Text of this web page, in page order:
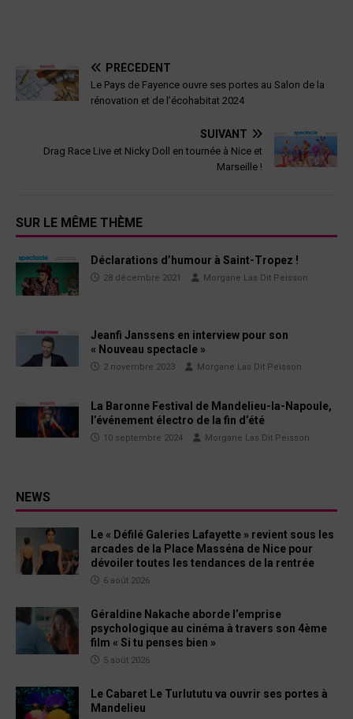
PRÉCÉDENT
Le Pays de Fayence ouvre ses portes au Salon de la
rénovation et de l’écohabitat 2024
SUIVANT
Drag Race Live et Nicky Doll en tournée à Nice et
Marseille !
SUR LE MÊME THÈME
Déclarations d’humour à Saint-Tropez !
28 décembre 2021 Morgane Las Dit Peisson
Jeanfi Janssens en interview pour son
« Nouveau spectacle »
2 novembre 2023 Morgane Las Dit Peisson
La Baronne Festival de Mandelieu-la-Napoule,
l’événement électro de la fin d’été
10 septembre 2024 Morgane Las Dit Peisson
NEWS
Le « Défilé Galeries Lafayette » revient sous les
arcades de la Place Masséna de Nice pour
dévoiler toutes les tendances de la rentrée
6 août 2026
Géraldine Nakache aborde l’emprise
psychologique au cinéma à travers son 4ème
film « Si tu penses bien »
5 août 2026
Le Cabaret Le Turlututu va ouvrir ses portes à
Mandelieu